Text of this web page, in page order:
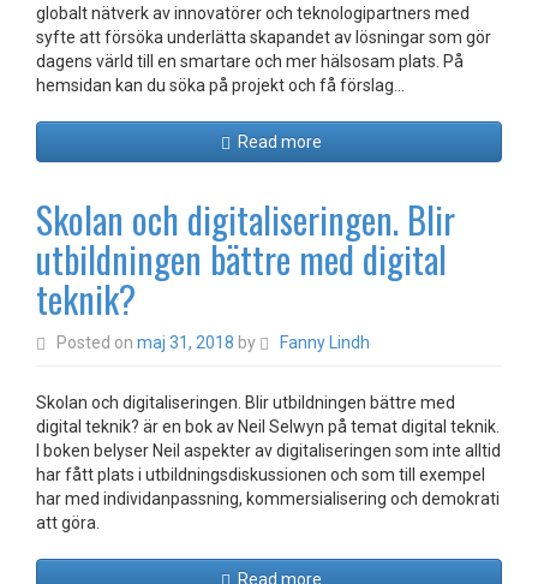
globalt nätverk av innovatörer och teknologipartners med
syfte att försöka underlätta skapandet av lösningar som gör
dagens värld till en smartare och mer hälsosam plats. På
hemsidan kan du söka på projekt och få förslag…
Read more
Skolan och digitaliseringen. Blir
utbildningen bättre med digital
teknik?
Posted on maj 31, 2018 by Fanny Lindh
Skolan och digitaliseringen. Blir utbildningen bättre med
digital teknik? är en bok av Neil Selwyn på temat digital teknik.
I boken belyser Neil aspekter av digitaliseringen som inte alltid
har fått plats i utbildningsdiskussionen och som till exempel
har med individanpassning, kommersialisering och demokrati
att göra.
Read more